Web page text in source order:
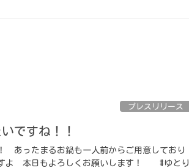
プレスリリース
ですね！！
あったまるお鍋も一人前からご用意しており
よ 本日もよろしくお願いします！ #ゆとり